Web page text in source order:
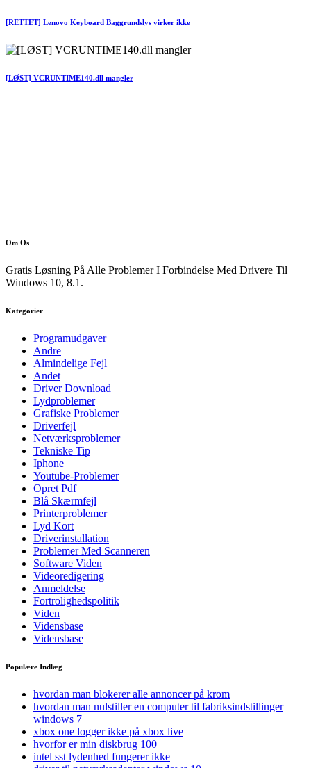
[RETTET] Lenovo Keyboard Baggrundslys virker ikke
[LØST] VCRUNTIME140.dll mangler
Om Os
Gratis Løsning På Alle Problemer I Forbindelse Med Drivere Til
Windows 10, 8.1.
Kategorier
Programudgaver
Andre
Almindelige Fejl
Andet
Driver Download
Lydproblemer
Grafiske Problemer
Driverfejl
Netværksproblemer
Tekniske Tip
Iphone
Youtube-Problemer
Opret Pdf
Blå Skærmfejl
Printerproblemer
Lyd Kort
Driverinstallation
Problemer Med Scanneren
Software Viden
Videoredigering
Anmeldelse
Fortrolighedspolitik
Viden
Vidensbase
Vidensbase
Populære Indlæg
hvordan man blokerer alle annoncer på krom
hvordan man nulstiller en computer til fabriksindstillinger
windows 7
xbox one logger ikke på xbox live
hvorfor er min diskbrug 100
intel sst lydenhed fungerer ikke